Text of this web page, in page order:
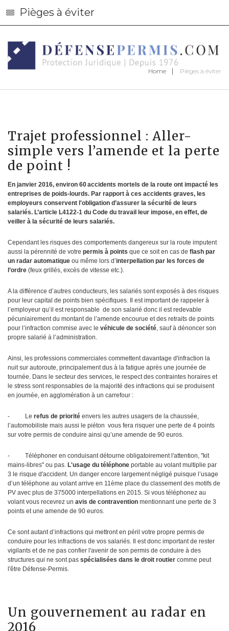
Pièges à éviter
Home Pièges à éviter
Trajet professionnel : Aller-
simple vers l’amende et la perte
de point !
En janvier 2016, environ 60 accidents mortels de la route ont impacté les
entreprises de poids-lourds. Par rapport à ces accidents graves, les
employeurs conservent l'obligation d’assurer la sécurité de leurs
salariés. L’article L4122-1 du Code du travail leur impose, en effet, de
veiller à la sécurité de leurs salariés.
Cependant les risques des comportements dangereux sur la route imputent
aussi la pérennité de votre permis à points que ce soit en cas de flash par
un radar automatique ou même lors d’interpellation par les forces de
l’ordre (feux grillés, excès de vitesse etc.).
A la différence d’autres conducteurs, les salariés sont exposés à des risques
pour leur capital de points bien spécifiques. Il est important de rappeler à
l’employeur qu’il est responsable de son salarié donc il est redevable
pécuniairement du montant de l’amende encourue et des retraits de points
pour l’infraction commise avec le véhicule de société, sauf à dénoncer son
propre salarié à l’administration.
Ainsi, les professions commerciales commettent davantage d'infraction la
nuit sur autoroute, principalement dus à la fatigue après une journée de
tournée. Dans le secteur des services, le respect des contraintes horaires et
le stress sont responsables de la majorité des infractions qui se produisent
en journée, en agglomération à un carrefour :
- Le refus de priorité envers les autres usagers de la chaussée,
l’automobiliste mais aussi le piéton vous fera risquer une perte de 4 points
sur votre permis de conduire ainsi qu’une amende de 90 euros.
- Téléphoner en conduisant détourne obligatoirement l'attention, "kit
mains-libres" ou pas. L'usage du téléphone portable au volant multiplie par
3 le risque d'accident. Un danger encore largement négligé puisque l’usage
d’un téléphone au volant arrive en 11ème place du classement des motifs de
PV avec plus de 375000 interpellations en 2015. Si vous téléphonez au
volant vous recevrez un avis de contravention mentionnant une perte de 3
points et une amende de 90 euros.
Ce sont autant d’infractions qui mettront en péril votre propre permis de
conduire pour les infractions de vos salariés. Il est donc important de rester
vigilants et de ne pas confier l'avenir de son permis de conduire à des
structures qui ne sont pas spécialisées dans le droit routier comme peut
l'être Défense-Permis.
Un gouvernement au radar en
2016